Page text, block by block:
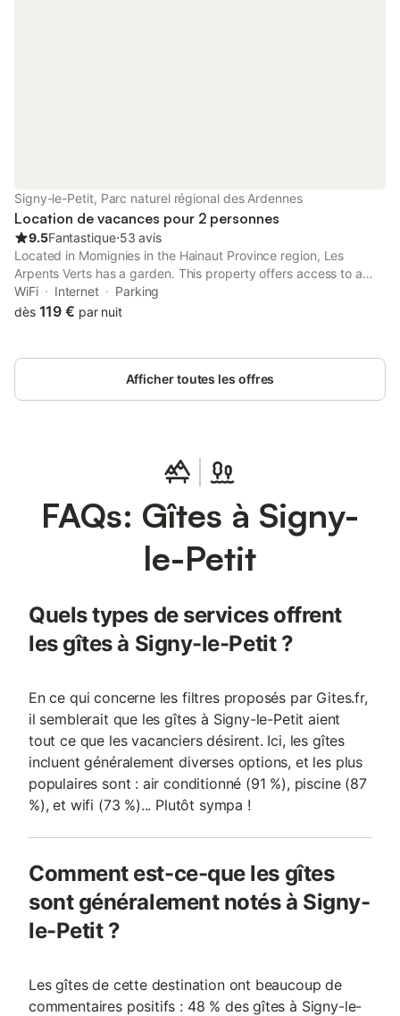
Signy-le-Petit, Parc naturel régional des Ardennes
Location de vacances pour 2 personnes
9.5Fantastique⋅53 avis
Located in Momignies in the Hainaut Province region, Les
Arpents Verts has a garden. This property offers access to a
terrace, free private parking and free WiFi. The property is non-
smoking and is situated 36 km from MusVerre.
WiFi Internet
Parking
dès 119 € par nuit
Afficher toutes les offres
FAQs: Gîtes à Signy-
le-Petit
Quels types de services offrent
les gîtes à Signy-le-Petit ?
En ce qui concerne les filtres proposés par Gites.fr,
il semblerait que les gîtes à Signy-le-Petit aient
tout ce que les vacanciers désirent. Ici, les gîtes
incluent généralement diverses options, et les plus
populaires sont : air conditionné (91 %), piscine (87
%), et wifi (73 %)... Plutôt sympa !
Comment est-ce-que les gîtes
sont généralement notés à Signy-
le-Petit ?
Les gîtes de cette destination ont beaucoup de
commentaires positifs : 48 % des gîtes à Signy-le-